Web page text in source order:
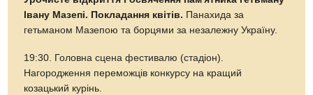
Івану Мазепі. Покладання квітів. Панахида за
гетьманом Мазепою та борцями за незалежну Україну.
19:30. Головна сцена фестивалю (стадіон).
Нагородження переможців конкурсу на кращий
козацький курінь.